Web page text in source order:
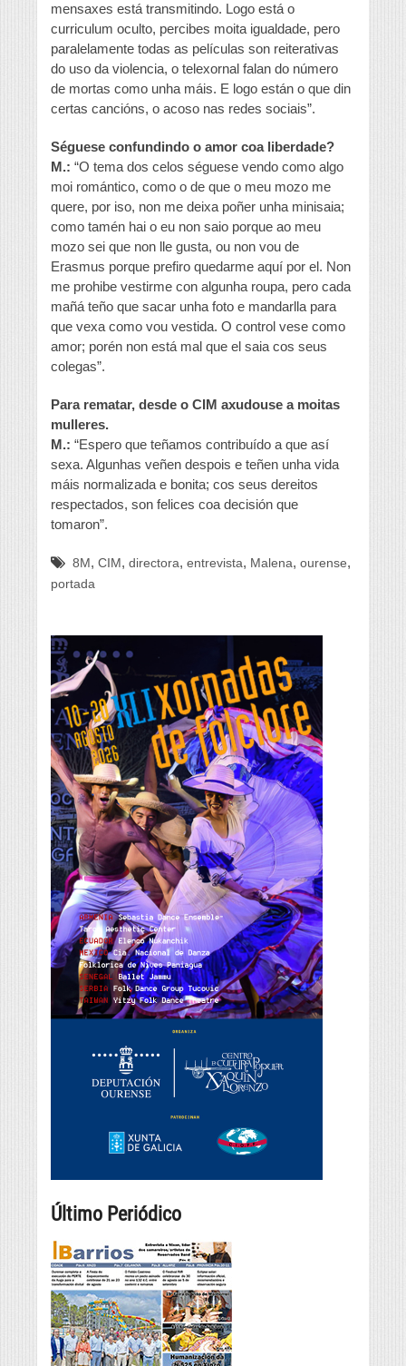
mensaxes está transmitindo. Logo está o
curriculum oculto, percibes moita igualdade, pero
paralelamente todas as películas son reiterativas
do uso da violencia, o telexornal falan do número
de mortas como unha máis. E logo están o que din
certas cancións, o acoso nas redes sociais”.
Séguese confundindo o amor coa liberdade?
M.: “O tema dos celos séguese vendo como algo
moi romántico, como o de que o meu mozo me
quere, por iso, non me deixa poñer unha minisaia;
como tamén hai o eu non saio porque ao meu
mozo sei que non lle gusta, ou non vou de
Erasmus porque prefiro quedarme aquí por el. Non
me prohibe vestirme con algunha roupa, pero cada
mañá teño que sacar unha foto e mandarlla para
que vexa como vou vestida. O control vese como
amor; porén non está mal que el saia cos seus
colegas”.
Para rematar, desde o CIM axudouse a moitas
mulleres.
M.: “Espero que teñamos contribuído a que así
sexa. Algunhas veñen despois e teñen unha vida
máis normalizada e bonita; cos seus dereitos
respectados, son felices coa decisión que
tomaron”.
8M , CIM , directora, entrevista, Malena, ourense,
portada
Último Periódico